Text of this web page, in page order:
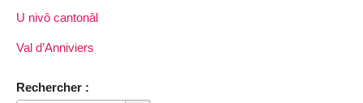
U nivô cantonâl
Val d’Anniviers
Rechercher :